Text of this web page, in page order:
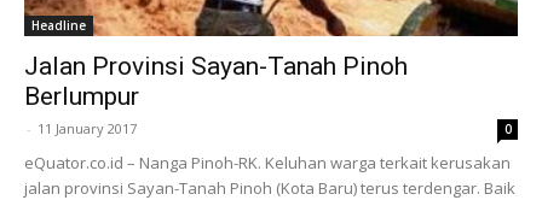
Headline
Jalan Provinsi Sayan-Tanah Pinoh
Berlumpur
- 11 January 2017 0
eQuator.co.id – Nanga Pinoh-RK. Keluhan warga terkait kerusakan
jalan provinsi Sayan-Tanah Pinoh (Kota Baru) terus terdengar. Baik